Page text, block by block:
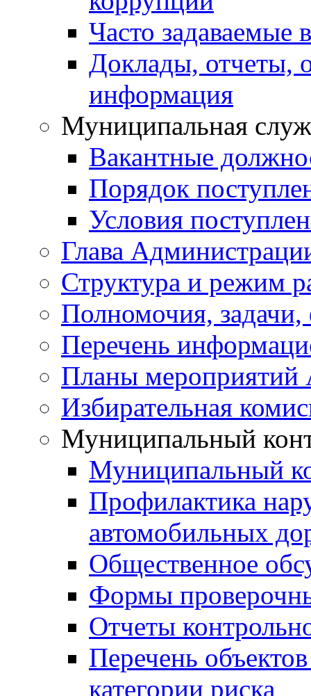
Часто задаваемые
Доклады, отчеты,
информация
Муниципальная
Вакантные
Порядок
Условия
Глава
Структура и режим
Полномочия,
Перечень
Планы мероприятий
Избирательная
Муниципальный
Муниципальный
Профилактика
автомобильных
Общественное
Формы
Отчеты
Перечень
категории риска